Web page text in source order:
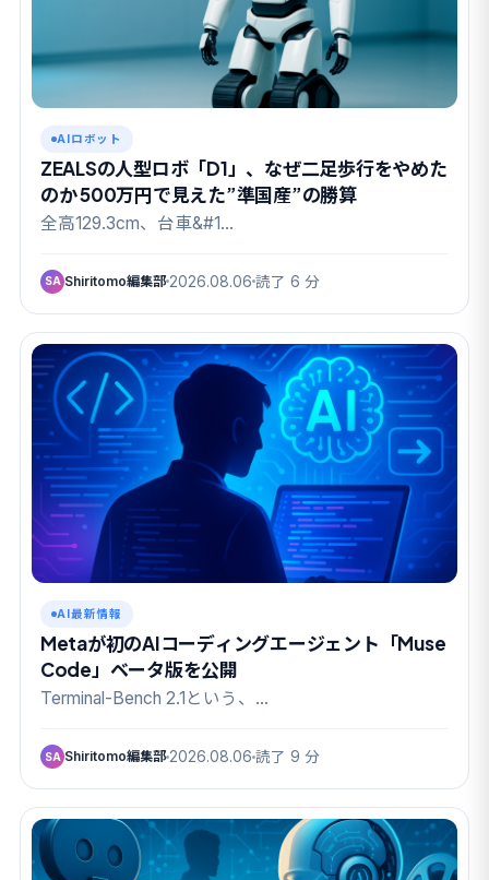
AIロボット
ZEALSの人型ロボ「D1」、なぜ二足歩行をやめた
のか 500万円で見えた”準国産”の勝算
全高129.3cm、台車&#1…
SA Shiritomo編集部 2026.08.06 読了 6 分
AI最新情報
Metaが初のAIコーディングエージェント「Muse
Code」ベータ版を公開
Terminal-Bench 2.1という、…
SA Shiritomo編集部 2026.08.06 読了 9 分